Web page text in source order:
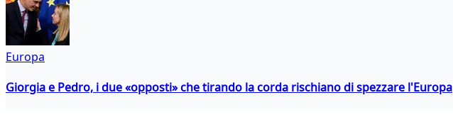
Europa
Giorgia e Pedro, i due «opposti» che tirando la corda rischiano di spezzare l'Europa